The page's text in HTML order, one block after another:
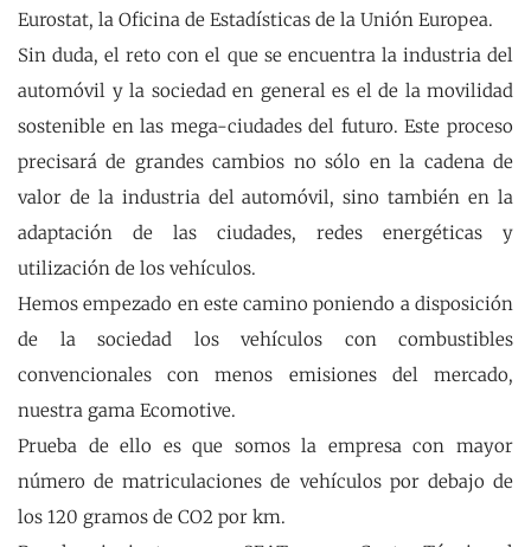
Eurostat, la Oficina de Estadísticas de la Unión Europea.
Sin duda, el reto con el que se encuentra la industria del
automóvil y la sociedad en general es el de la movilidad
sostenible en las mega-ciudades del futuro. Este proceso
precisará de grandes cambios no sólo en la cadena de
valor de la industria del automóvil, sino también en la
adaptación de las ciudades, redes energéticas y
utilización de los vehículos.
Hemos empezado en este camino poniendo a disposición
de la sociedad los vehículos con combustibles
convencionales con menos emisiones del mercado,
nuestra gama Ecomotive.
Prueba de ello es que somos la empresa con mayor
número de matriculaciones de vehículos por debajo de
los 120 gramos de CO2 por km.